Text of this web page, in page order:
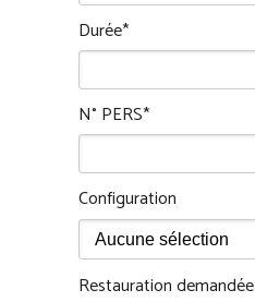
Durée*
N° PERS*
Configuration
Restauration demandée